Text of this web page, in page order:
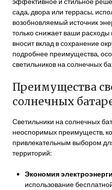
сада, двора или террасы,
возобновляемый источник
только снижает ваши расходы
вносит вклад в сохранение
подробнее преимущества,
светильников на солнечных
Преимущества
солнечных
Светильники на солнечных
неоспоримых преимуществ,
привлекательным выбором
территорий:
Экономия
использование